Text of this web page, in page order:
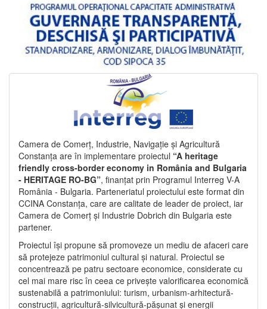
Camera de Comerț, Industrie, Navigație și Agricultură
Constanța are în implementare proiectul “A heritage
friendly cross-border economy in România and Bulgaria
- HERITAGE RO-BG”, finanțat prin Programul Interreg V-A
România - Bulgaria. Parteneriatul proiectului este format din
CCINA Constanța, care are calitate de leader de proiect, iar
Camera de Comerț și Industrie Dobrich din Bulgaria este
partener.
Proiectul își propune să promoveze un mediu de afaceri care
să protejeze patrimoniul cultural și natural. Proiectul se
concentrează pe patru sectoare economice, considerate cu
cel mai mare risc în ceea ce privește valorificarea economică
sustenabilă a patrimoniului: turism, urbanism-arhitectură-
construcții, agricultură-silvicultură-pășunat și energii